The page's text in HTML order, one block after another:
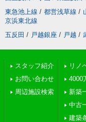
東急池上線 / 都営浅草線 /
京浜東北線
五反田 / 戸越銀座 / 戸越 /
スタッフ紹介
お問い合わせ
周辺施設検索
リノ
4000
新築
中古
建築